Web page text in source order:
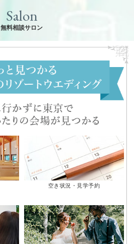
Salon
無料相談サロン
空き状況・見学予約